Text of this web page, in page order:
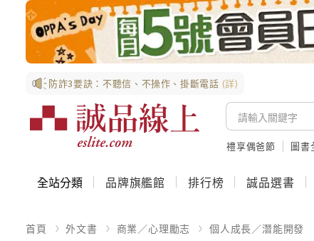
防詐3要訣：不聽信、不操作、掛斷電話 (詳)
禮享偶爸節 圖書
全站分類 品牌旗艦館 排行榜 誠品選書
首頁 外文書 商業／心理勵志 個人成長／潛能開發